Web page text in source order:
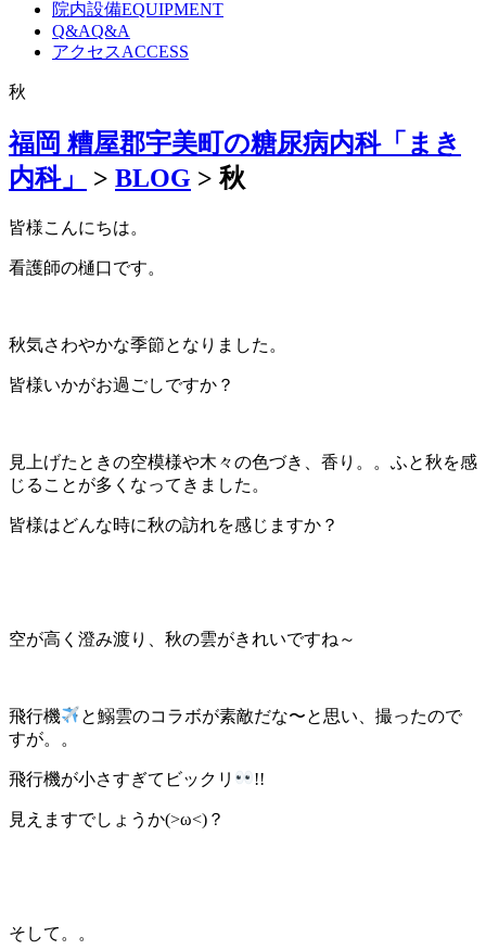
院内設備EQUIPMENT
Q&AQ&A
アクセスACCESS
秋
福岡 糟屋郡宇美町の糖尿病内科「まき
内科」
> BLOG > 秋
皆様こんにちは。
看護師の樋口です。
秋気さわやかな季節となりました。
皆様いかがお過ごしですか？
見上げたときの空模様や木々の色づき、香り。。ふと秋を感
じることが多くなってきました。
皆様はどんな時に秋の訪れを感じますか？
空が高く澄み渡り、秋の雲がきれいですね～
飛行機
と鰯雲のコラボが素敵だな〜と思い、撮ったので
すが。。
飛行機が小さすぎてビックリ !!
見えますでしょうか(>ω<)？
そして。。